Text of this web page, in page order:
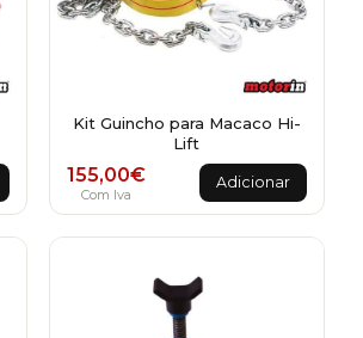
Kit Guincho para Macaco Hi-
Lift
155,00€
Com Iva
Adicionar